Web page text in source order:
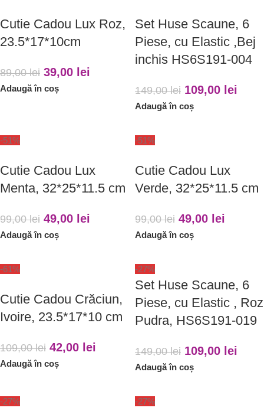
Cutie Cadou Lux Roz,
23.5*17*10cm
89,00lei 39,00 lei
Adaugă în coș
Set Huse Scaune, 6
Piese, cu Elastic ,Bej
inchis HS6S191-004
149,00lei 109,00 lei
Adaugă în coș
-51%
Cutie Cadou Lux
Menta, 32*25*11.5 cm
99,00lei 49,00 lei
Adaugă în coș
-51%
Cutie Cadou Lux
Verde, 32*25*11.5 cm
99,00lei 49,00 lei
Adaugă în coș
-61%
Cutie Cadou Crăciun,
Ivoire, 23.5*17*10 cm
109,00lei 42,00 lei
Adaugă în coș
-27%
Set Huse Scaune, 6
Piese, cu Elastic , Roz
Pudra, HS6S191-019
149,00lei 109,00 lei
Adaugă în coș
-27% -27%